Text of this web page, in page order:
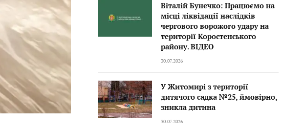
Віталій Бунечко: Працюємо на
місці ліквідації наслідків
чергового ворожого удару на
території Коростенського
району. ВІДЕО
30.07.2026
У Житомирі з території
дитячого садка №25, ймовірно,
зникла дитина
30.07.2026